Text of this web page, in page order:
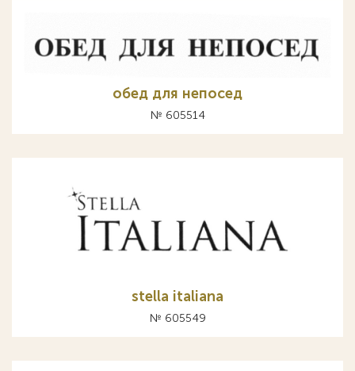
обед для непосед
№ 605514
stella italiana
№ 605549